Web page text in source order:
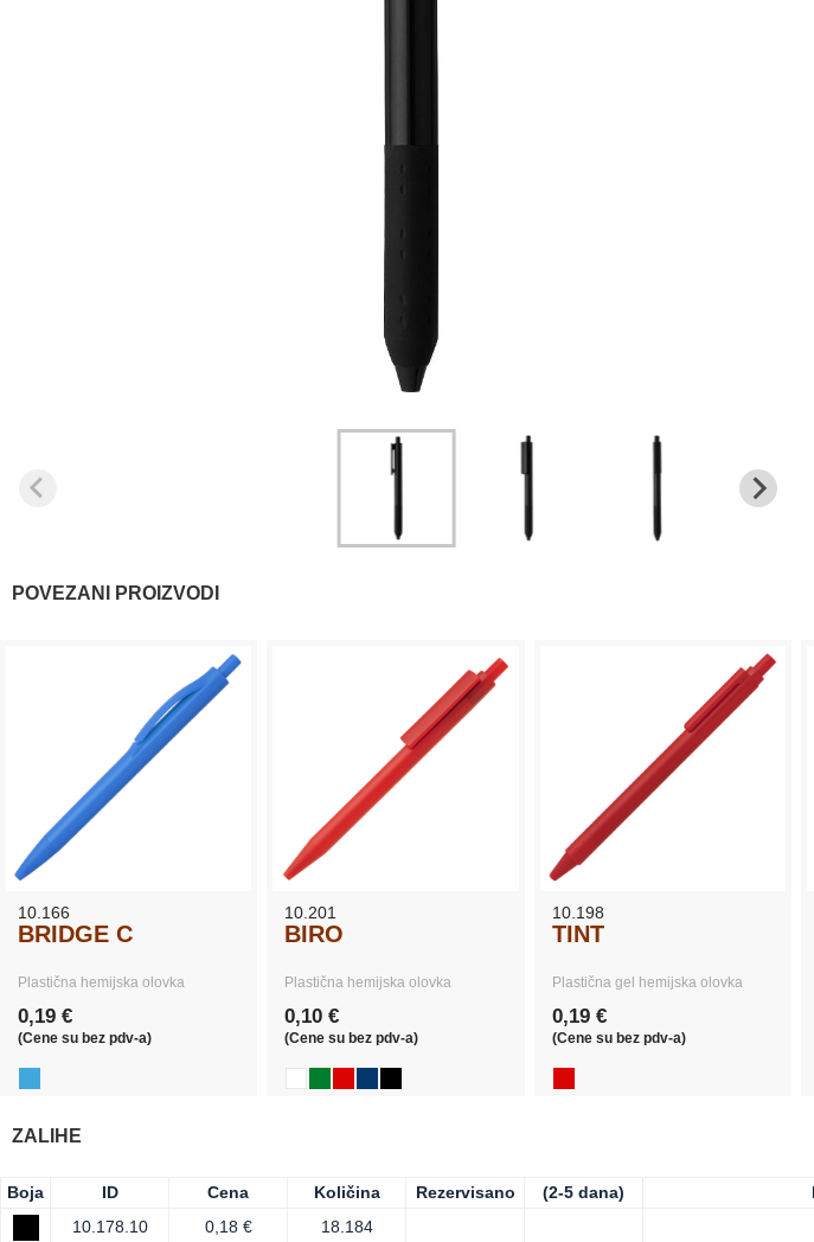
POVEZANI PROIZVODI
10.166
BRIDGE C
Plastična hemijska olovka
0,19 €
(Cene su bez pdv-a)
10.201
BIRO
Plastična hemijska olovka
0,10 €
(Cene su bez pdv-a)
10.198
TINT
Plastična gel hemijska olovka
0,19 €
(Cene su bez pdv-a)
ZALIHE
Boja ID Cena Količina Rezervisano (2-5 dana)
10.178.10
0,18 € 18.184